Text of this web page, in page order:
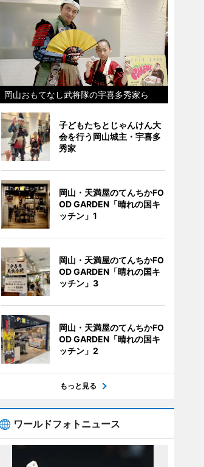
岡山おもてなし武将隊の宇喜多秀家ら
子どもたちとじゃんけん大
会を行う岡山城主・宇喜多
秀家
岡山・天満屋のてんちかFO
OD GARDEN「晴れの国キ
ッチン」1
岡山・天満屋のてんちかFO
OD GARDEN「晴れの国キ
ッチン」3
岡山・天満屋のてんちかFO
OD GARDEN「晴れの国キ
ッチン」2
もっと見る
ワールドフォトニュース